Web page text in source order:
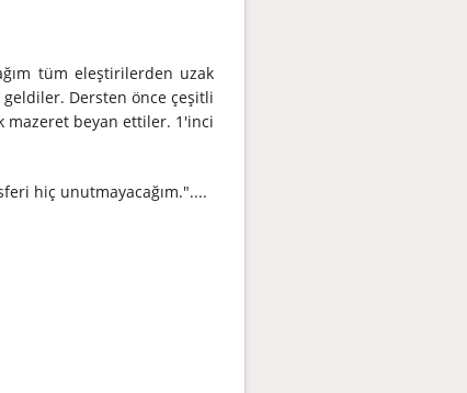
tüm eleştirilerden uzak
Dersten önce çeşitli
mazeret beyan ettiler. 1'inci
hiç unutmayacağım."....